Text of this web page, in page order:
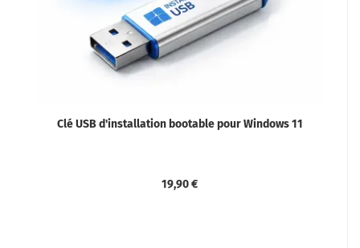
Clé USB d'installation bootable pour Windows 11
19,90 €